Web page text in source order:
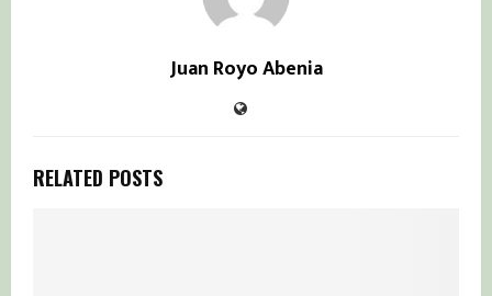
Juan Royo Abenia
RELATED POSTS